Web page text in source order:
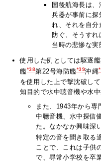
国後航海長は
兵器が事前に探
れ、それを自分
防ぐ、そうすれ
当時の悲惨な実
使用した例としては駆逐
艦*38第22号海防艦*39沖縄
を使用した上で撃沈破し
知目的で水中聴音機や水
また、1943年から
中聴音機、水中探信
た。なかなか興味深
特定の音を聞き取る
ことで、これは子供
で、尋常小学校を卒